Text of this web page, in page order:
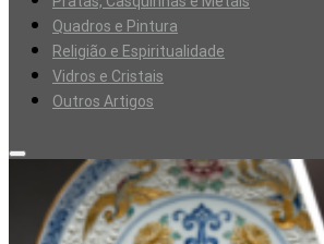
Quadros e Pintura
Religião e Espiritualidade
Vidros e Cristais
Outros Artigos